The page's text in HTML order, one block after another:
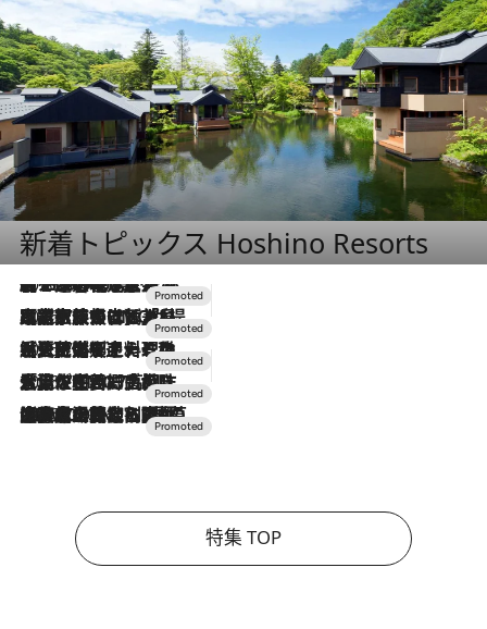
新着トピックス Hoshino Resorts
2026.8.7
【トンボの足水浴】ヒノキの香りに包まれて涼感マックス！約13℃の湧水かけ流しを避暑地「星野温泉 トンボの湯」で体験
2026.7.31
【ホテル帰省】という選択肢をOMOが提案。家族とほどよい距離を保つには「昼は実家、夜は気兼ねなくホテルで！」
2026.7.24
【夏限定ディナーコース】旬を迎える稚鮎や花ズッキーニなどをイタリア・トスカーナの郷土料理の手法で満喫！
2026.7.17
「土佐和ハーブかき氷」がOMO7高知に登場！生姜、山椒、大葉など目にも舌にも涼を呼ぶ郷土の味
2026.7.10
NEW OPEN！【界 草津】名湯の地に誕生。趣の異なる2種の温泉と上州ならではの会席・蕎麦割烹など美食を味わう究極の癒やし旅
特集 TOP